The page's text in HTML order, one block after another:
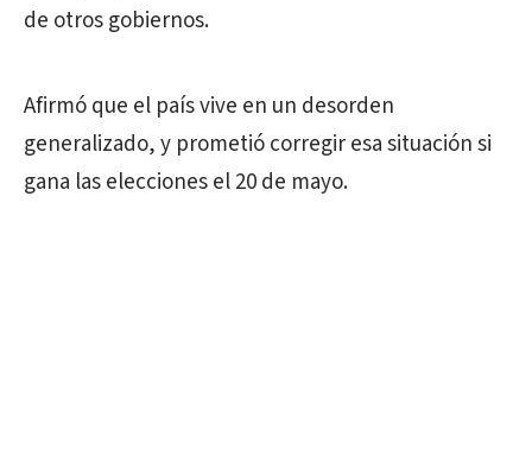
de otros gobiernos.
Afirmó que el país vive en un desorden
generalizado, y prometió corregir esa situación si
gana las elecciones el 20 de mayo.